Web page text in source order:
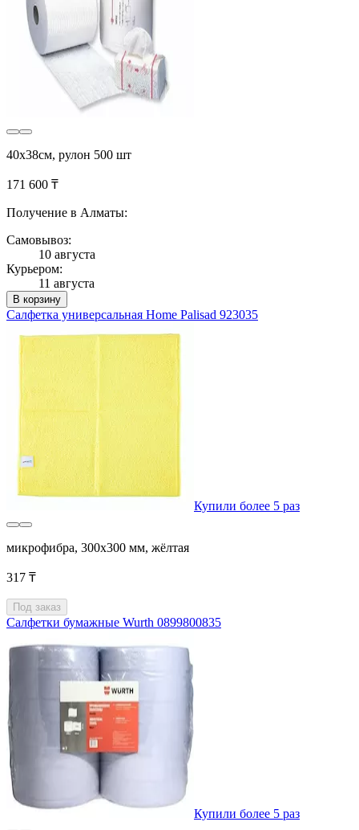
40x38см, рулон 500 шт
171 600 ₸
Получение в Алматы:
Самовывоз:
10 августа
Курьером:
11 августа
В корзину
Салфетка универсальная Home Palisad 923035
Купили более 5 раз
микрофибра, 300x300 мм, жёлтая
317 ₸
Под заказ
Салфетки бумажные Wurth 0899800835
Купили более 5 раз